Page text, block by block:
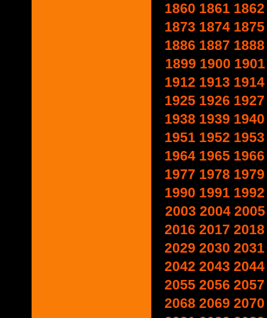
1860 1861 1862
1873 1874 1875
1886 1887 1888
1899 1900 1901
1912 1913 1914
1925 1926 1927
1938 1939 1940
1951 1952 1953
1964 1965 1966
1977 1978 1979
1990 1991 1992
2003 2004 2005
2016 2017 2018
2029 2030 2031
2042 2043 2044
2055 2056 2057
2068 2069 2070